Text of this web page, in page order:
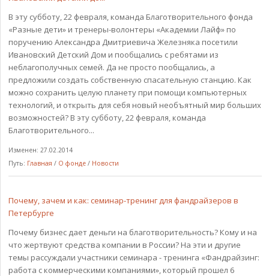
В эту субботу, 22 февраля, команда Благотворительного фонда
«Разные дети» и тренеры-волонтеры «Академии Лайф» по
поручению Александра Дмитриевича Железняка посетили
Ивановский Детский Дом и пообщались с ребятами из
неблагополучных семей. Да не просто пообщались, а
предложили создать собственную спасательную станцию. Как
можно сохранить целую планету при помощи компьютерных
технологий, и открыть для себя новый необъятный мир больших
возможностей? В эту субботу, 22 февраля, команда
Благотворительного...
Изменен: 27.02.2014
Путь: Главная / О фонде / Новости
Почему, зачем и как: семинар-тренинг для фандрайзеров в
Петербурге
Почему бизнес дает деньги на благотворительность? Кому и на
что жертвуют средства компании в России? На эти и другие
темы рассуждали участники семинара - тренинга «Фандрайзинг:
работа с коммерческими компаниями», который прошел 6